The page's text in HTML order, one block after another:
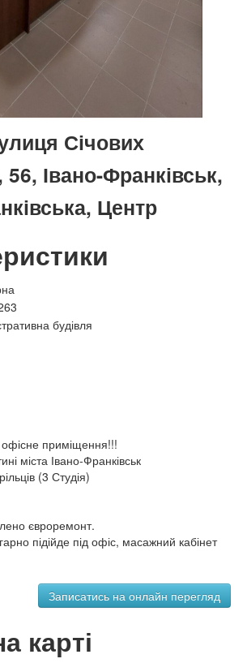
Січових
56, Івано-Франківськ,
Центр
будівля
приміщення!!!
міста Івано-Франківськ
(3 Студія)
євроремонт.
підійде під офіс, масажний кабінет
карті